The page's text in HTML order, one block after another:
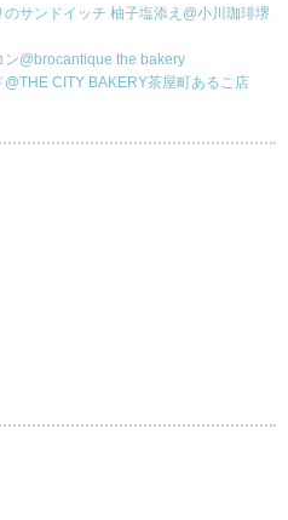
サンドイッチ 柚子塩添え@小川珈琲堺
ン@brocantique the bakery
CITY BAKERY茶屋町あるこ店